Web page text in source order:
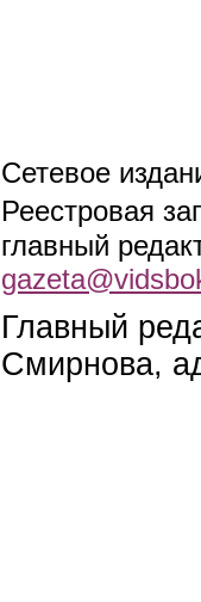
Сетевое
Реестровая
главный
Главный
Смирнова,